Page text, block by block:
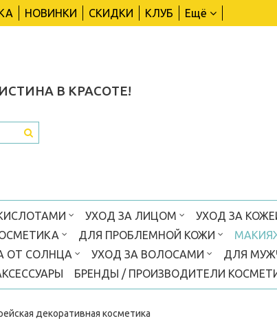
НОВИНКИ СКИДКИ КЛУБ Ещё
ИСТИНА В КРАСОТЕ!
УХОД ЗА ЛИЦОМ
УХОД ЗА
ДЛЯ ПРОБЛЕМНОЙ КОЖИ
ОТ СОЛНЦА УХОД ЗА ВОЛОСАМИ
ДЛЯ
БРЕНДЫ / ПРОИЗВОДИТЕЛИ
декоративная косметика